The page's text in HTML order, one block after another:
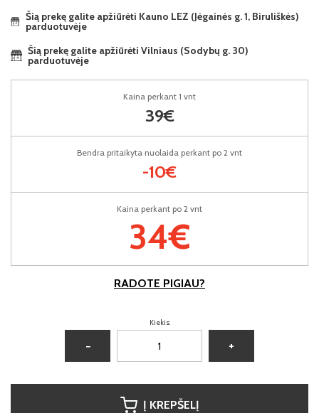
Šią prekę galite apžiūrėti Kauno LEZ (Jėgainės g. 1, Biruliškės)
parduotuvėje
Šią prekę galite apžiūrėti Vilniaus (Sodybų g. 30)
parduotuvėje
Kaina perkant po 2 vnt
34€
Kaina perkant 1 vnt
39€
Bendra pritaikyta nuolaida perkant po 2 vnt
-10€
RADOTE PIGIAU?
Kiekis:
− +
Į KREPŠELĮ